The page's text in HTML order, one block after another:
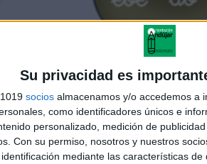
Su privacidad es
socios almacenamos y/o accedemos a
como identificadores únicos e
personalizado, medición de
Con su permiso, nosotros y nuestros
mediante las características